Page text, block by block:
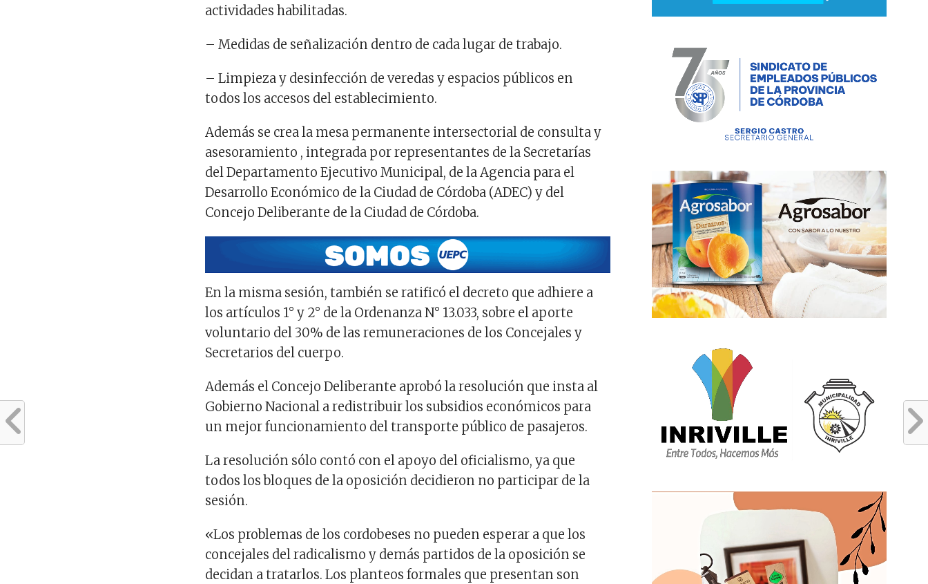
actividades habilitadas.
– Medidas de señalización dentro de cada lugar de trabajo.
– Limpieza y desinfección de veredas y espacios públicos en
todos los accesos del establecimiento.
Además se crea la mesa permanente intersectorial de consulta y
asesoramiento , integrada por representantes de la Secretarías
del Departamento Ejecutivo Municipal, de la Agencia para el
Desarrollo Económico de la Ciudad de Córdoba (ADEC) y del
Concejo Deliberante de la Ciudad de Córdoba.
En la misma sesión, también se ratificó el decreto que adhiere a
los artículos 1° y 2° de la Ordenanza N° 13.033, sobre el aporte
voluntario del 30% de las remuneraciones de los Concejales y
Secretarios del cuerpo.
Además el Concejo Deliberante aprobó la resolución que insta al
Gobierno Nacional a redistribuir los subsidios económicos para
un mejor funcionamiento del transporte público de pasajeros.
La resolución sólo contó con el apoyo del oficialismo, ya que
todos los bloques de la oposición decidieron no participar de la
sesión.
«Los problemas de los cordobeses no pueden esperar a que los
concejales del radicalismo y demás partidos de la oposición se
decidan a tratarlos. Los planteos formales que presentan son